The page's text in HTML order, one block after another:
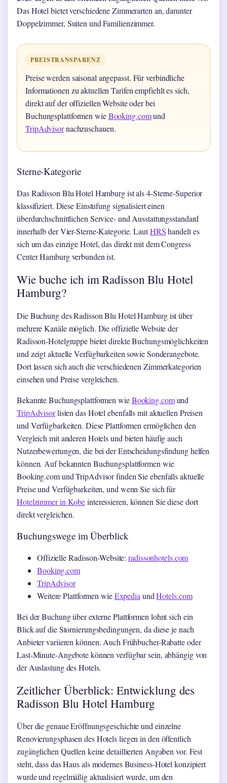
Das Hotel bietet verschiedene Zimmerarten an, darunter
Doppelzimmer, Suiten und Familienzimmer.
PREISTRANSPARENZ
Preise werden saisonal angepasst. Für verbindliche
Informationen zu aktuellen Tarifen empfiehlt es sich,
direkt auf der offiziellen Website oder bei
Buchungsplattformen wieBooking.comund
TripAdvisornachzuschauen.
Sterne-Kategorie
Das Radisson Blu Hotel Hamburg ist als 4-Sterne-Superior
klassifiziert. Diese Einstufung signalisiert einen
überdurchschnittlichen Service- und Ausstattungsstandard
innerhalb der Vier-Sterne-Kategorie. LautHRShandelt es
sich um das einzige Hotel, das direkt mit dem Congress
Center Hamburg verbunden ist.
Wie buche ich im Radisson Blu Hotel
Hamburg?
Die Buchung des Radisson Blu Hotel Hamburg ist über
mehrere Kanäle möglich. Die offizielle Website der
Radisson-Hotelgruppe bietet direkte Buchungsmöglichkeiten
und zeigt aktuelle Verfügbarkeiten sowie Sonderangebote.
Dort lassen sich auch die verschiedenen Zimmerkategorien
einsehen und Preise vergleichen.
Bekannte Buchungsplattformen wieBooking.comund
TripAdvisorlisten das Hotel ebenfalls mit aktuellen Preisen
und Verfügbarkeiten. Diese Plattformen ermöglichen den
Vergleich mit anderen Hotels und bieten häufig auch
Nutzerbewertungen, die bei der Entscheidungsfindung helfen
können. Auf bekannten Buchungsplattformen wie
Booking.com und TripAdvisor finden Sie ebenfalls aktuelle
Preise und Verfügbarkeiten, und wenn Sie sich für
Hotelzimmer in Kobeinteressieren, können Sie diese dort
direkt vergleichen.
Buchungswege im Überblick
Offizielle Radisson-Website:radissonhotels.com
Booking.com
TripAdvisor
Weitere Plattformen wieExpediaundHotels.com
Bei der Buchung über externe Plattformen lohnt sich ein
Blick auf die Stornierungsbedingungen, da diese je nach
Anbieter variieren können. Auch Frühbucher-Rabatte oder
Last-Minute-Angebote können verfügbar sein, abhängig von
der Auslastung des Hotels.
Zeitlicher Überblick: Entwicklung des
Radisson Blu Hotel Hamburg
Über die genaue Eröffnungsgeschichte und einzelne
Renovierungsphasen des Hotels liegen in den öffentlich
zugänglichen Quellen keine detaillierten Angaben vor. Fest
steht, dass das Haus als modernes Business-Hotel konzipiert
wurde und regelmäßig aktualisiert wurde, um den